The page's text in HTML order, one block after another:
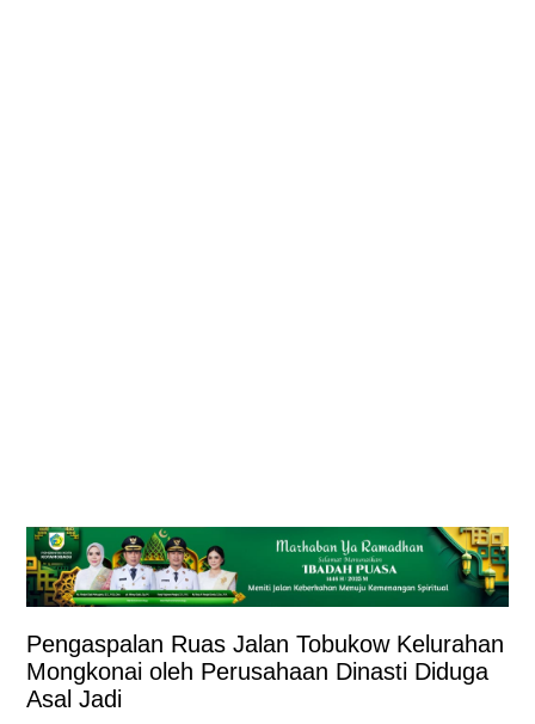
Pengaspalan Ruas Jalan Tobukow Kelurahan
Mongkonai oleh Perusahaan Dinasti Diduga
Asal Jadi